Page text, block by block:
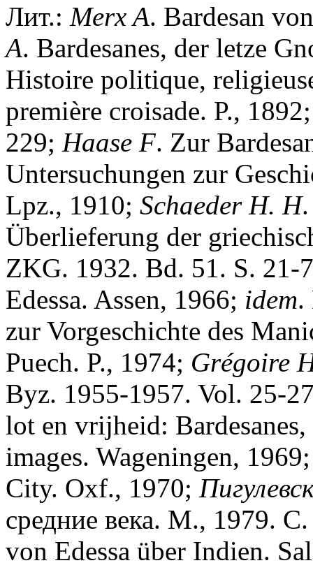
Лит.: Merx A. Bardesan
A. Bardesanes, der letze
Histoire politique,
première croisade. P.,
229; Haase F. Zur
Untersuchungen zur
Lpz., 1910; Schaeder H. H
Überlieferung der
ZKG. 1932. Bd. 51. S. 21-
Edessa. Assen, 1966; idem.
zur Vorgeschichte des
Puech. P., 1974; Grégoire
Byz. 1955-1957. Vol. 25-
lot en vrijheid:
images. Wageningen,
City. Oxf., 1970;
средние века. М., 1979.
von Edessa über Indien.